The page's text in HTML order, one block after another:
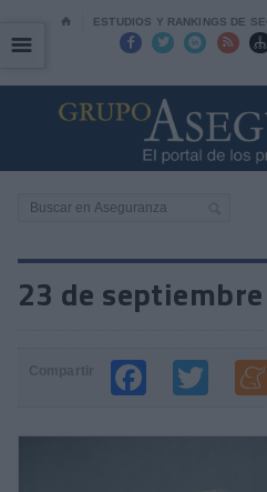
⌂ ESTUDIOS Y RANKINGS DE
    
☰
☰
23 de septiembre